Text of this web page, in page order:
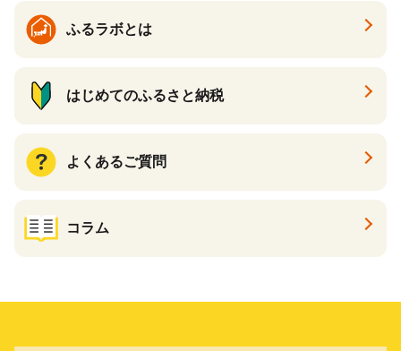
ふるラボとは
はじめてのふるさと納税
よくあるご質問
コラム